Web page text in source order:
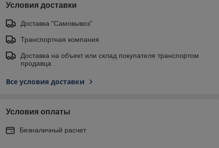
Условия доставки
Доставка "Самовывоз"
Транспортная компания
Доставка на объект или склад покупателя транспортом
продавца .
Все условия доставки
Условия оплаты
Безналичный расчет